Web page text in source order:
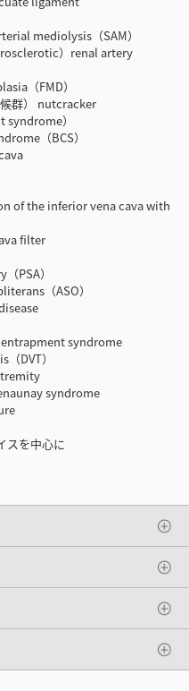
mediolysis（SAM）
）renal artery
（FMD）
群） nutcracker
）
（BCS）
of the inferior vena cava with
filter
PSA）
（ASO）
syndrome
DVT）
syndrome
スを中心に